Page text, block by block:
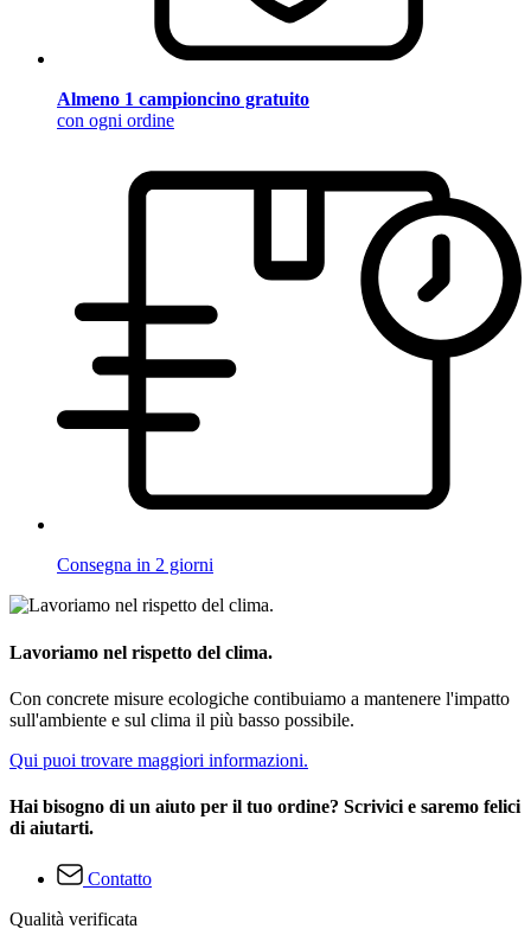
Almeno 1 campioncino gratuito
con ogni ordine
Consegna in 2 giorni
Lavoriamo nel rispetto del clima.
Con concrete misure ecologiche contibuiamo a mantenere l'impatto
sull'ambiente e sul clima il più basso possibile.
Qui puoi trovare maggiori informazioni.
Hai bisogno di un aiuto per il tuo ordine? Scrivici e saremo felici
di aiutarti.
Contatto
Qualità verificata